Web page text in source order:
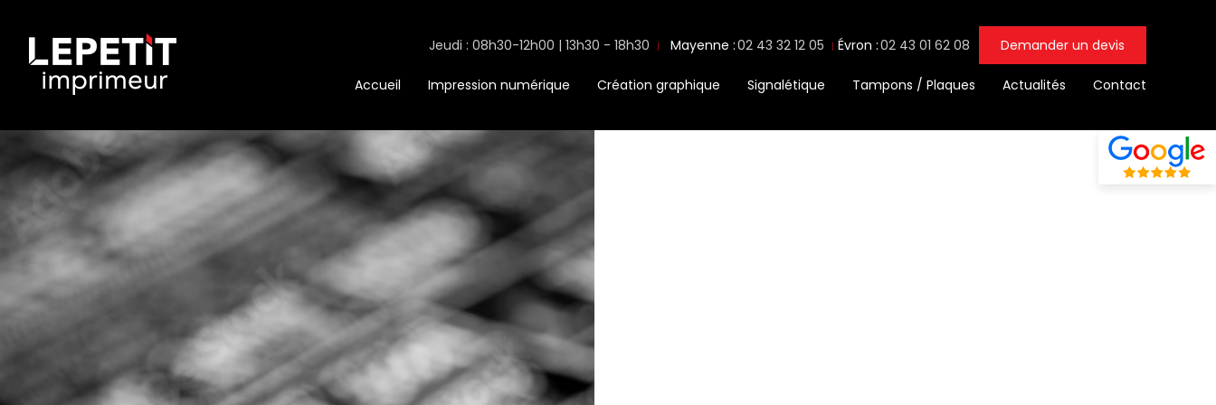
Jeudi : 08h30-12h00 | 13h30 - 18h30 Mayenne :02 43 32 12 05 Évron :02 43 01 62 08 Demander un devis
Accueil Impression numérique Création graphique Signalétique Tampons / Plaques Actualités Contact